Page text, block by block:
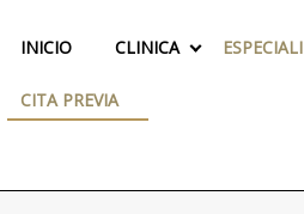
INICIO CLINICA
CITA PREVIA